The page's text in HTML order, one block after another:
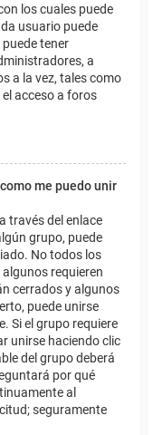
los cuales puede
usuario puede
tener
a
a la vez, tales como
acceso a foros
me puedo unir
través del enlace
grupo, puede
No todos los
requieren
cerrados y algunos
puede unirse
Si el grupo requiere
unirse haciendo clic
del grupo deberá
por qué
al
seguramente